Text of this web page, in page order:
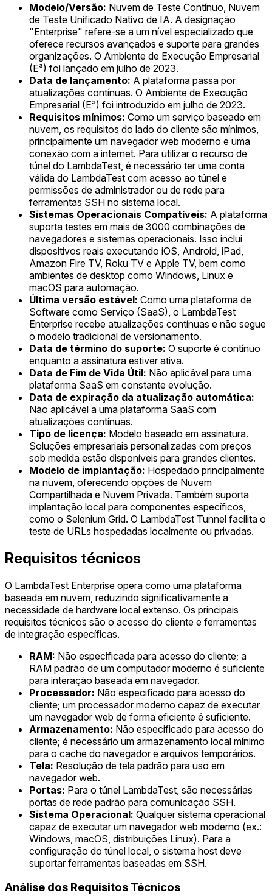
Modelo/Versão: Nuvem de Teste Contínuo, Nuvem
de Teste Unificado Nativo de IA. A designação
"Enterprise" refere-se a um nível especializado que
oferece recursos avançados e suporte para grandes
organizações. O Ambiente de Execução Empresarial
(E³) foi lançado em julho de 2023.
Data de lançamento: A plataforma passa por
atualizações contínuas. O Ambiente de Execução
Empresarial (E³) foi introduzido em julho de 2023.
Requisitos mínimos: Como um serviço baseado em
nuvem, os requisitos do lado do cliente são mínimos,
principalmente um navegador web moderno e uma
conexão com a internet. Para utilizar o recurso de
túnel do LambdaTest, é necessário ter uma conta
válida do LambdaTest com acesso ao túnel e
permissões de administrador ou de rede para
ferramentas SSH no sistema local.
Sistemas Operacionais Compatíveis: A plataforma
suporta testes em mais de 3000 combinações de
navegadores e sistemas operacionais. Isso inclui
dispositivos reais executando iOS, Android, iPad,
Amazon Fire TV, Roku TV e Apple TV, bem como
ambientes de desktop como Windows, Linux e
macOS para automação.
Última versão estável: Como uma plataforma de
Software como Serviço (SaaS), o LambdaTest
Enterprise recebe atualizações contínuas e não segue
o modelo tradicional de versionamento.
Data de término do suporte: O suporte é contínuo
enquanto a assinatura estiver ativa.
Data de Fim de Vida Útil: Não aplicável para uma
plataforma SaaS em constante evolução.
Data de expiração da atualização automática:
Não aplicável a uma plataforma SaaS com
atualizações contínuas.
Tipo de licença: Modelo baseado em assinatura.
Soluções empresariais personalizadas com preços
sob medida estão disponíveis para grandes clientes.
Modelo de implantação: Hospedado principalmente
na nuvem, oferecendo opções de Nuvem
Compartilhada e Nuvem Privada. Também suporta
implantação local para componentes específicos,
como o Selenium Grid. O LambdaTest Tunnel facilita o
teste de URLs hospedadas localmente ou privadas.
Requisitos técnicos
O LambdaTest Enterprise opera como uma plataforma
baseada em nuvem, reduzindo significativamente a
necessidade de hardware local extenso. Os principais
requisitos técnicos são o acesso do cliente e ferramentas
de integração específicas.
RAM: Não especificada para acesso do cliente; a
RAM padrão de um computador moderno é suficiente
para interação baseada em navegador.
Processador: Não especificado para acesso do
cliente; um processador moderno capaz de executar
um navegador web de forma eficiente é suficiente.
Armazenamento: Não especificado para acesso do
cliente; é necessário um armazenamento local mínimo
para o cache do navegador e arquivos temporários.
Tela: Resolução de tela padrão para uso em
navegador web.
Portas: Para o túnel LambdaTest, são necessárias
portas de rede padrão para comunicação SSH.
Sistema Operacional: Qualquer sistema operacional
capaz de executar um navegador web moderno (ex.:
Windows, macOS, distribuições Linux). Para a
configuração do túnel local, o sistema host deve
suportar ferramentas baseadas em SSH.
Análise dos Requisitos Técnicos